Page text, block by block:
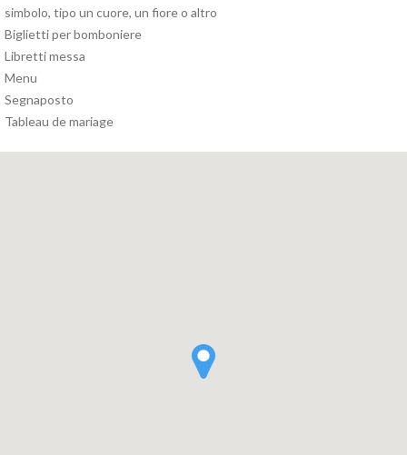
simbolo, tipo un cuore, un fiore o altro
Biglietti per bomboniere
Libretti messa
Menu
Segnaposto
Tableau de mariage